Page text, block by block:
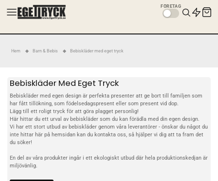
FÖRETAG
Hem Barn & Bebis Bebiskläder med eget tryck
Bebiskläder Med Eget Tryck
Bebiskläder med egen design är perfekta presenter att ge bort till familjen som
har fått tillökning, som födelsedagspresent eller som present vid dop.
Lägg till ett roligt tryck för att göra plagget personlig!
Här hittar du ett urval av bebiskläder som du kan förädla med din egen design.
Vi har ett stort utbud av bebiskläder genom våra leverantörer - önskar du något du
inte hittar här på hemsidan kan du kontakta oss, så hjälper vi dig att ta fram det
du söker!
En del av våra produkter ingår i ett ekologiskt utbud där hela produktionskedjan är
miljövänlig.